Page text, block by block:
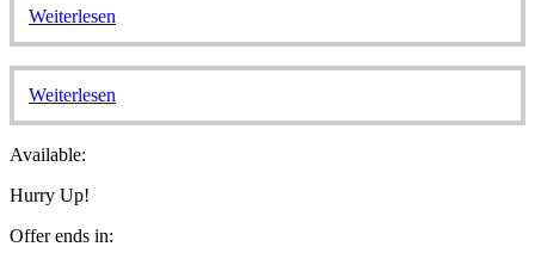
Weiterlesen
Weiterlesen
Available:
Hurry Up!
Offer ends in: